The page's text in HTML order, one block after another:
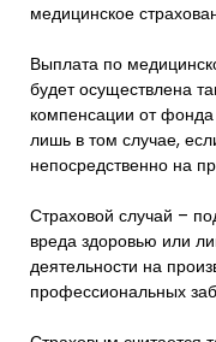
медицинское
Выплата по
будет осуществлена
компенсации от
лишь в том случае,
непосредственно на
Страховой случай –
вреда здоровью или
деятельности на
профессиональных